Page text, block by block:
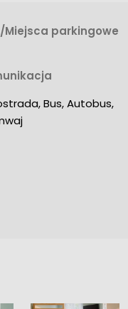
Miejsca parkingowe
Bus, Autobus,